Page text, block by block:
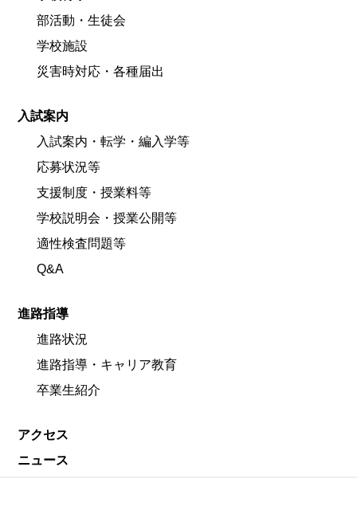
部活動・生徒会
学校施設
災害時対応・各種届出
入試案内
入試案内・転学・編入学等
応募状況等
支援制度・授業料等
学校説明会・授業公開等
適性検査問題等
Q&A
進路指導
進路状況
進路指導・キャリア教育
卒業生紹介
アクセス
ニュース